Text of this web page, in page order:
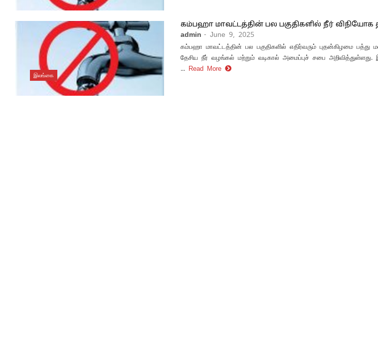
இலங்கை
கம்பஹா மாவட்டத்தின் பல பகுதிகளில் நீர் விநியோக
admin - June 9, 2025
கம்பஹா மாவட்டத்தின் பல பகுதிகளில் எதிர்வரும் புதன்கிழமை
தேசிய நீர் வழங்கல் மற்றும் வடிகால் அமைப்புச் சபை
... Read More